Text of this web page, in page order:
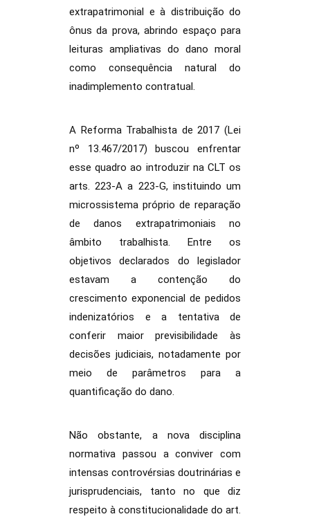
extrapatrimonial e à distribuição do
ônus da prova, abrindo espaço para
leituras ampliativas do dano moral
como consequência natural do
inadimplemento contratual.
A Reforma Trabalhista de 2017 (Lei
nº 13.467/2017) buscou enfrentar
esse quadro ao introduzir na CLT os
arts. 223-A a 223-G, instituindo um
microssistema próprio de reparação
de danos extrapatrimoniais no
âmbito trabalhista. Entre os
objetivos declarados do legislador
estavam a contenção do
crescimento exponencial de pedidos
indenizatórios e a tentativa de
conferir maior previsibilidade às
decisões judiciais, notadamente por
meio de parâmetros para a
quantificação do dano.
Não obstante, a nova disciplina
normativa passou a conviver com
intensas controvérsias doutrinárias e
jurisprudenciais, tanto no que diz
respeito à constitucionalidade do art.